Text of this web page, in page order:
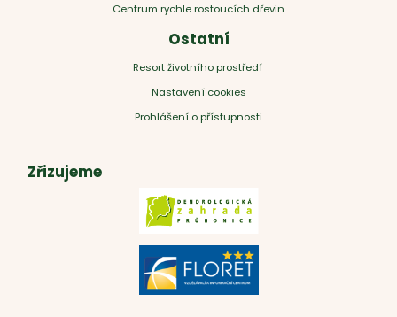
Centrum rychle rostoucích dřevin
Ostatní
Resort životního prostředí
Nastavení cookies
Prohlášení o přístupnosti
Zřizujeme